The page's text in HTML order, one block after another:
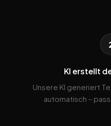
KI erstellt
Unsere KI generiert
automatisch –